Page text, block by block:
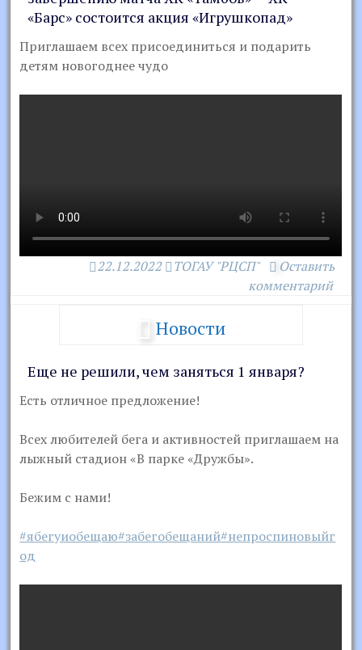
«Барс» состоится акция «Игрушкопад»
Приглашаем всех присоединиться и подарить
детям новогоднее чудо
22.12.2022 ТОГАУ "РЦСП"
Оставить
комментарий
Новости
Еще не решили, чем заняться 1 января?
Есть отличное предложение!
Всех любителей бега и активностей приглашаем на
лыжный стадион «В парке «Дружбы».
Бежим с нами!
#ябегуиобещаю#забегобещаний#непроспиновыйг
од